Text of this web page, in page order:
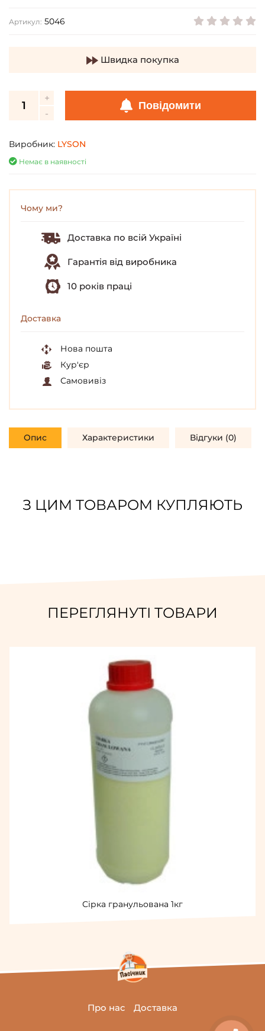
Артикул: 5046
Швидка покупка
Повідомити
Виробник: LYSON
Немає в наявності
Чому ми?
Доставка по всій Україні
Гарантія від виробника
10 років праці
Доставка
Нова пошта
Кур'єр
Самовивіз
Опис Характеристики Відгуки (0)
З ЦИМ ТОВАРОМ КУПЛЯЮТЬ
ПЕРЕГЛЯНУТІ ТОВАРИ
Сірка гранульована 1кг
Про нас Доставка